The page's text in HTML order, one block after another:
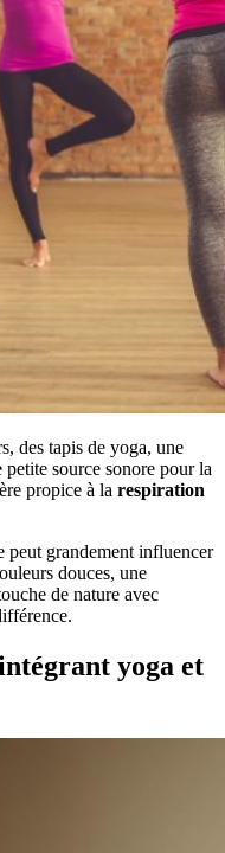
des tapis de yoga, une
source sonore pour la
propice à la respiration
peut grandement influencer
douces, une
de nature avec
yoga et